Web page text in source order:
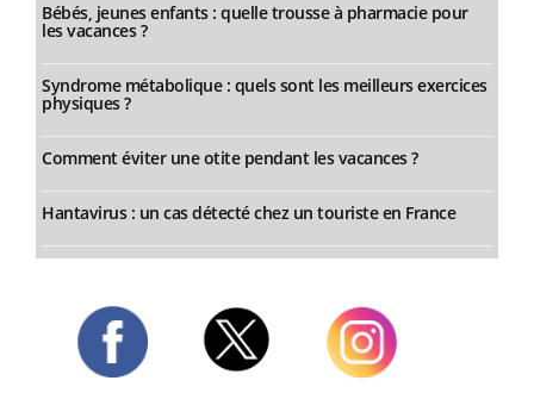
Bébés, jeunes enfants : quelle trousse à pharmacie pour
les vacances ?
Syndrome métabolique : quels sont les meilleurs exercices
physiques ?
Comment éviter une otite pendant les vacances ?
Hantavirus : un cas détecté chez un touriste en France